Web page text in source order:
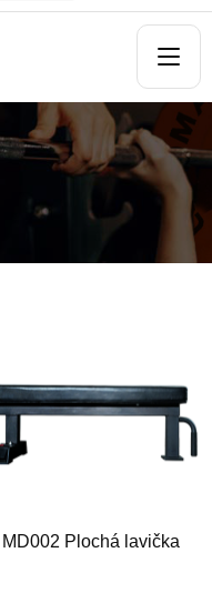
MD002 Plochá lavička